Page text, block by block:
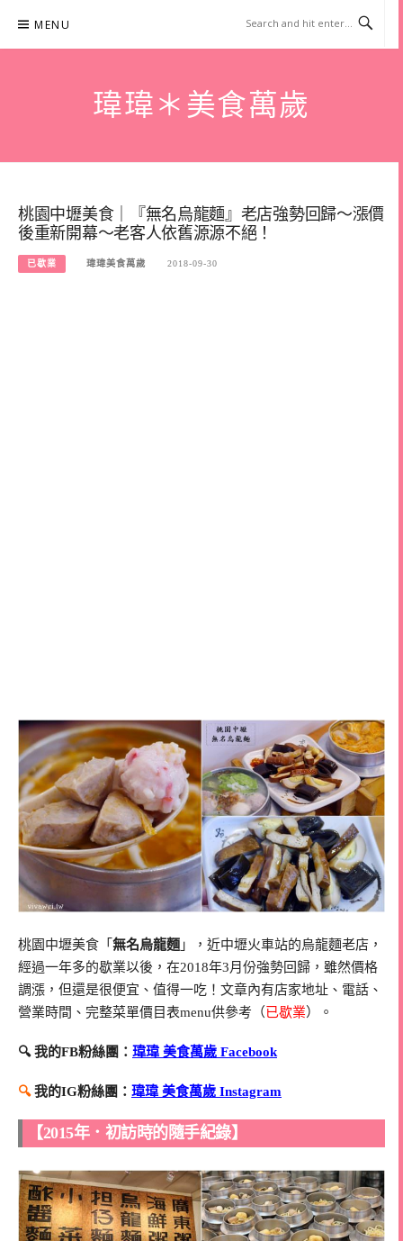
content
MENU
瑋瑋＊美食萬歲
桃園中壢美食｜『無名烏龍麵』老店強勢回歸～漲價
後重新開幕～老客人依舊源源不絕！
已歇業 瑋瑋美食萬歲 2018-09-30
桃園中壢美食「 無名烏龍麵 」，近中壢火車站的烏龍麵老店，
經過一年多的歇業以後，在2018年3月份強勢回歸，雖然價格
調漲，但還是很便宜、值得一吃！文章內有店家地址、電話、
營業時間、完整菜單價目表menu供參考（ 已歇業）。
🔍 我的FB粉絲團： 瑋瑋 美食萬歲 Facebook
🔍我的IG粉絲團： 瑋瑋 美食萬歲 Instagram
【2015年．初訪時的隨手紀錄】